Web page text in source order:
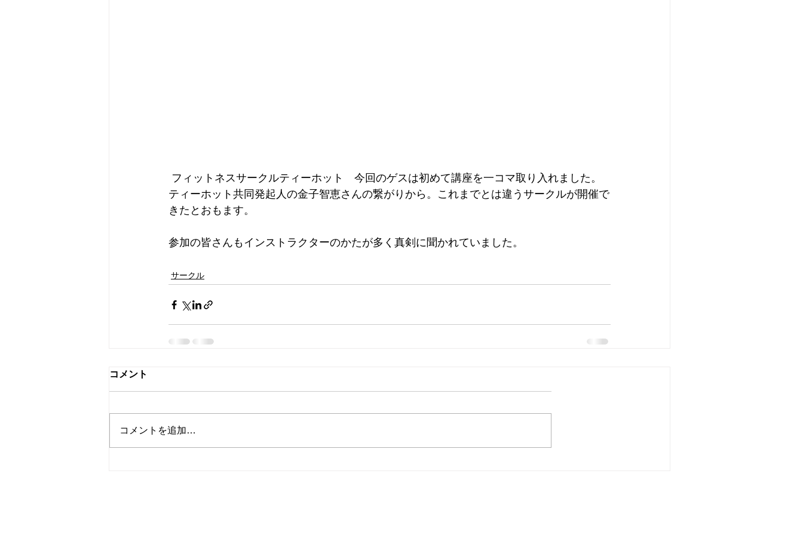
ティーホット共同発起人の金子智恵さんの繋がりから。これまでとは違うサークルが開催で
きたとおもます。
参加の皆さんもインストラクターのかたが多く真剣に聞かれていました。
サークル
コメント
コメントを追加…